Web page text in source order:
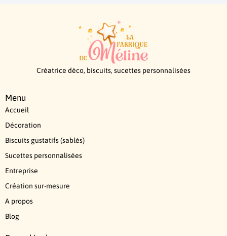
Créatrice déco, biscuits, sucettes personnalisées
Menu
Accueil
Décoration
Biscuits gustatifs (sablés)
Sucettes personnalisées
Entreprise
Création sur-mesure
A propos
Blog